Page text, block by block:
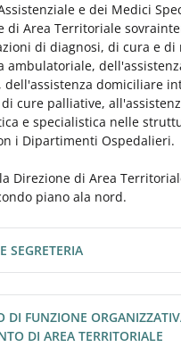
e dei Medici
di Area Territoriale
di diagnosi, di cura e
ambulatoriale,
dell'assistenza domiciliare
cure palliative,
e specialistica nelle
i Dipartimenti Ospedalieri.
Direzione di Area
piano ala nord.
SEGRETERIA
DI FUNZIONE
DI AREA TERRITORIALE